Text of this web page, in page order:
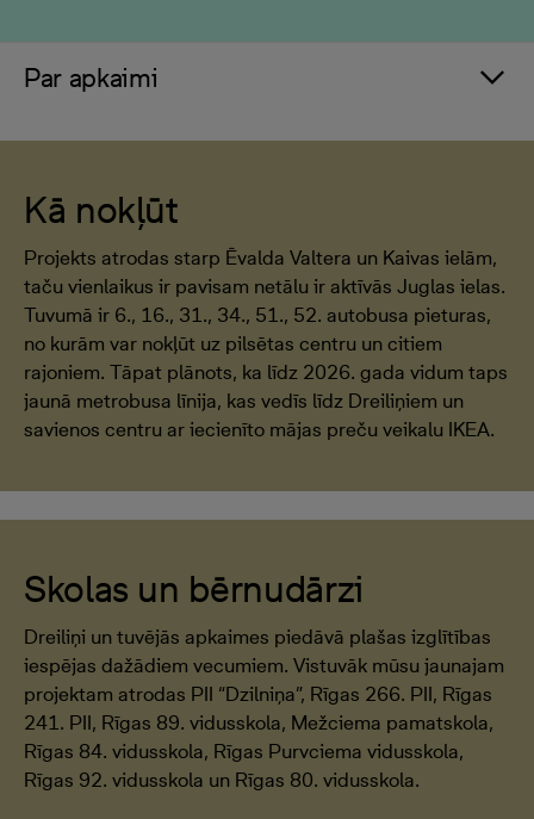
Par apkaimi
Kā nokļūt
Projekts atrodas starp Ēvalda Valtera un Kaivas ielām,
taču vienlaikus ir pavisam netālu ir aktīvās Juglas ielas.
Tuvumā ir 6., 16., 31., 34., 51., 52. autobusa pieturas,
no kurām var nokļūt uz pilsētas centru un citiem
rajoniem. Tāpat plānots, ka līdz 2026. gada vidum taps
jaunā metrobusa līnija, kas vedīs līdz Dreiliņiem un
savienos centru ar iecienīto mājas preču veikalu IKEA.
Skolas un bērnudārzi
Dreiliņi un tuvējās apkaimes piedāvā plašas izglītības
iespējas dažādiem vecumiem. Vistuvāk mūsu jaunajam
projektam atrodas PII “Dzilniņa”, Rīgas 266. PII, Rīgas
241. PII, Rīgas 89. vidusskola, Mežciema pamatskola,
Rīgas 84. vidusskola, Rīgas Purvciema vidusskola,
Rīgas 92. vidusskola un Rīgas 80. vidusskola.